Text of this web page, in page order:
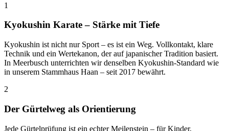
1
Kyokushin Karate – Stärke mit Tiefe
Kyokushin ist nicht nur Sport – es ist ein Weg. Vollkontakt, klare
Technik und ein Wertekanon, der auf japanischer Tradition basiert.
In Meerbusch unterrichten wir denselben Kyokushin-Standard wie
in unserem Stammhaus Haan – seit 2017 bewährt.
2
Der Gürtelweg als Orientierung
Jede Gürtelprüfung ist ein echter Meilenstein – für Kinder,